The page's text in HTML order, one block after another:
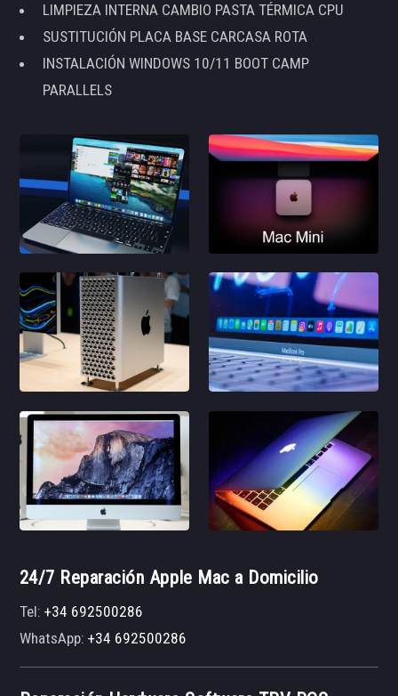
LIMPIEZA INTERNA CAMBIO PASTA TÉRMICA CPU
SUSTITUCIÓN PLACA BASE CARCASA ROTA
INSTALACIÓN WINDOWS 10/11 BOOT CAMP
PARALLELS
24/7 Reparación Apple Mac a Domicilio
Tel:+34 692500286
WhatsApp:+34 692500286